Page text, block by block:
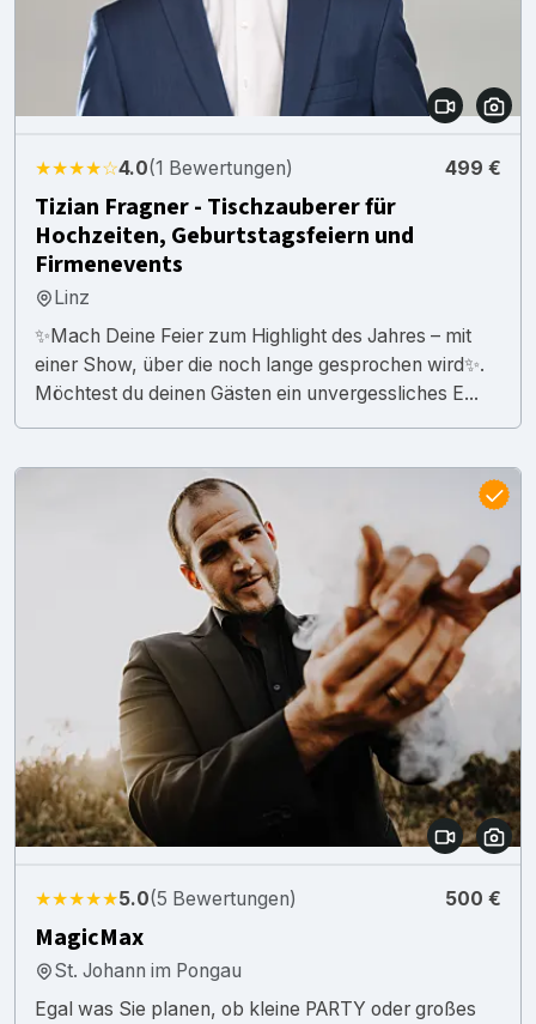
★★★★☆4.0(1 Bewertungen) 499 €
Tizian Fragner - Tischzauberer für
Hochzeiten, Geburtstagsfeiern und
Firmenevents
Linz
✨Mach Deine Feier zum Highlight des Jahres – mit
einer Show, über die noch lange gesprochen wird✨.
Möchtest du deinen Gästen ein unvergessliches E...
★★★★★5.0(5 Bewertungen) 500 €
MagicMax
St. Johann im Pongau
Egal was Sie planen, ob kleine PARTY oder großes